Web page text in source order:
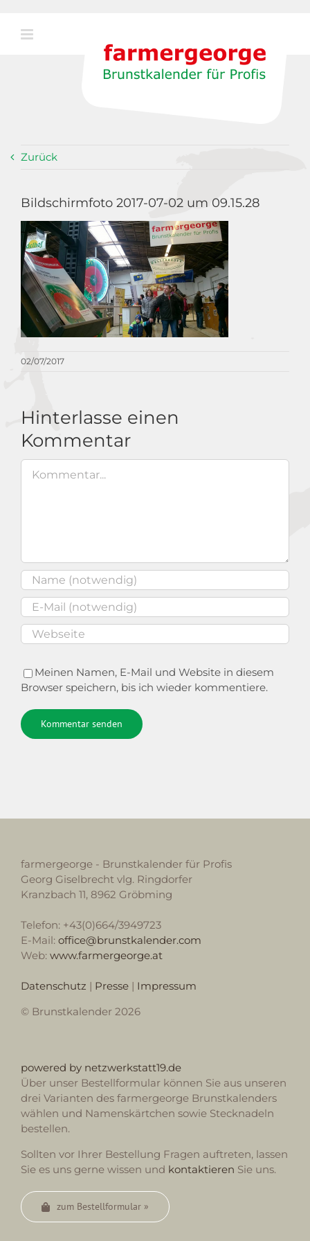
springen
Zurück
Bildschirmfoto 2017-07-02 um 09.15.28
02/07/2017
Hinterlasse einen
Kommentar
Kommentar
Meinen Namen, E-Mail und Website in diesem
Browser speichern, bis ich wieder kommentiere.
farmergeorge - Brunstkalender für Profis
Georg Giselbrecht vlg. Ringdorfer
Kranzbach 11, 8962 Gröbming
Telefon: +43(0)664/3949723
E-Mail: office@brunstkalender.com
Web: www.farmergeorge.at
Datenschutz | Presse | Impressum
© Brunstkalender 2026
powered by netzwerkstatt19.de
Über unser Bestellformular können Sie aus unseren
drei Varianten des farmergeorge Brunstkalenders
wählen und Namenskärtchen sowie Stecknadeln
bestellen.
Sollten vor Ihrer Bestellung Fragen auftreten, lassen
Sie es uns gerne wissen und kontaktieren Sie uns.
zum Bestellformular »